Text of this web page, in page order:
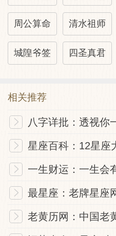
周公算命 清水祖师
城隍爷签 四圣真君
相关推荐
八字详批：透视你
星座百科：12星座
一生财运：一生会
最星座：老牌星座
老黄历网：中国老